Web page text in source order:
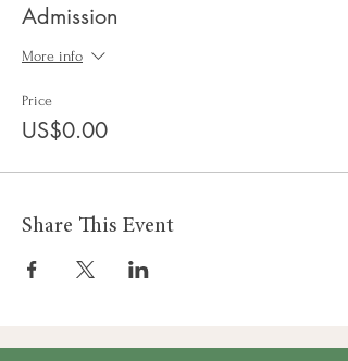
Admission
More info
Price
US$0.00
Share This Event